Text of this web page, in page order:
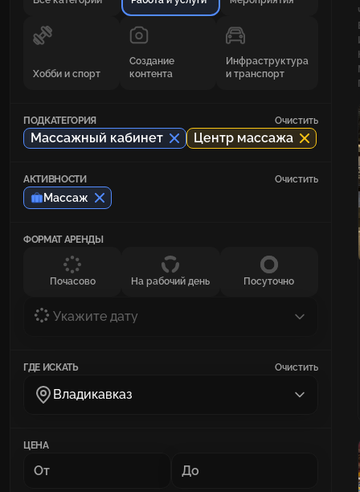
Хобби и спорт
Создание
контента
Инфраструктура
и транспорт
ПОДКАТЕГОРИЯ Очистить
Массажный кабинет Центр массажа
АКТИВНОСТИ Очистить
Массаж
ФОРМАТ АРЕНДЫ
Почасово На рабочий день Посуточно
Укажите дату
ГДЕ ИСКАТЬ Очистить
Владикавказ
ЦЕНА